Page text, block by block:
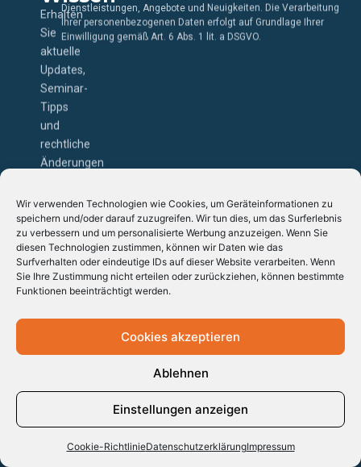
Wir verwenden Technologien wie Cookies, um Geräteinformationen zu
speichern und/oder darauf zuzugreifen. Wir tun dies, um das Surferlebnis
zu verbessern und um personalisierte Werbung anzuzeigen. Wenn Sie
diesen Technologien zustimmen, können wir Daten wie das
Surfverhalten oder eindeutige IDs auf dieser Website verarbeiten. Wenn
Sie Ihre Zustimmung nicht erteilen oder zurückziehen, können bestimmte
Funktionen beeinträchtigt werden.
Cookies akzeptieren
Ablehnen
Einstellungen anzeigen
Cookie-RichtlinieDatenschutzerklärungImpressum
Erhalten
Sie
aktuelle
Updates,
Seminar-
Tipps
und
rechtliche
Änderungen
Ihr
Postfach.
Dienstleistungen, Angebote und Neuigkeiten. Die Verarbeitung
Ihrer personenbezogenen Daten erfolgt auf Grundlage Ihrer
Einwilligung gemäß Art. 6 Abs. 1 lit. a DSGVO.
Dieter-
NAVIGATION
Novasem
Schulungen
ANGEBOT
Live-
Schulungen
On-
SERVICE
Fachbeiträge
Zoll
Lexikon